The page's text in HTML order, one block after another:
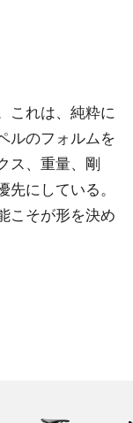
これは、純粋に
ルのフォルムを
ス、重量、剛
にしている。
こそが形を決め